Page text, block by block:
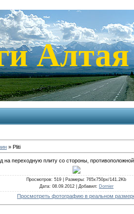
Алтая
» Pliti
на переходную плиту со стороны, противоположной
Просмотров: 519 | Размеры: 765x750px/141.2Kb
Дата: 08.09.2012 | Добавил: Dornier
Просмотреть фотографию в реальном